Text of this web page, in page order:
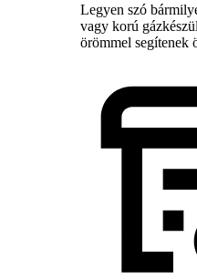
Legyen szó
vagy korú
örömmel segítenek